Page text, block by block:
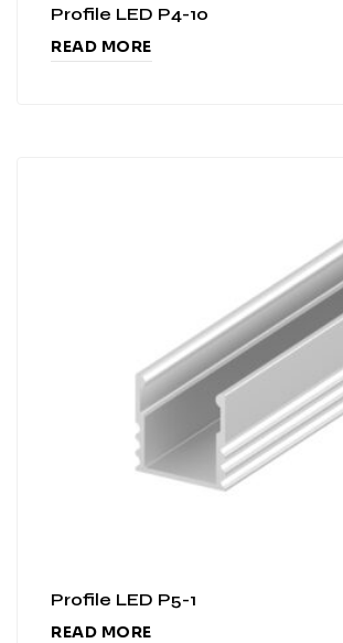
Profile LED P4-10
READ MORE
Profile LED P5-1
READ MORE